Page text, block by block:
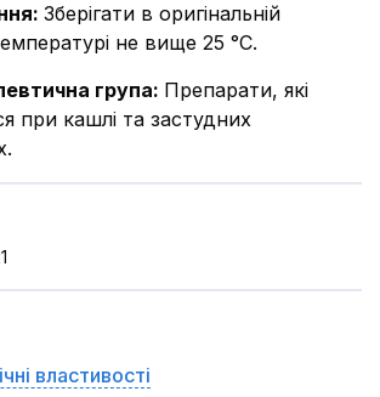
: Зберігати в оригінальній
не вище 25 °С.
група: Препарати, які
при кашлі та застудних
властивості